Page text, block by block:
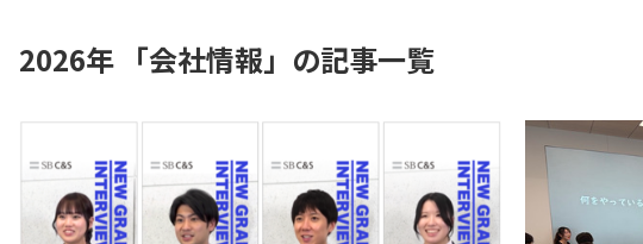
2026年 「会社情報」の記事一覧